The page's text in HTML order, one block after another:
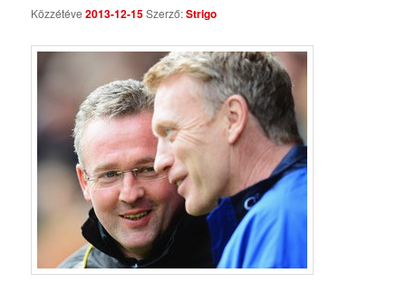
Közzétéve2013-12-15Szerző:Strigo